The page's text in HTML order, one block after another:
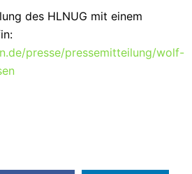
des HLNUG mit einem
presse/pressemitteilung/wolf-